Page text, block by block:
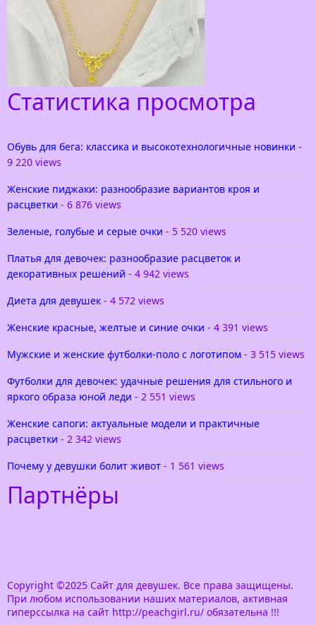
Позвольте представить вам исключительно
интересную коллекцию белье jolidon 2015. Вы
часто слышите про какой-то товар — Лучший
выбор для девушки! Однако
Золотая цепочка для девушки
это золотая цепочка. Объяснение простое, это
наиболее доступное
Статистика просмотра
Обувь для бега: классика и высокотехнологичные новинки -
9 220 views
Женские пиджаки: разнообразие вариантов кроя и
расцветки - 6 876 views
Зеленые, голубые и серые очки - 5 520 views
Платья для девочек: разнообразие расцветок и
декоративных решений - 4 942 views
Диета для девушек - 4 572 views
Женские красные, желтые и синие очки - 4 391 views
Мужские и женские футболки-поло с логотипом - 3 515 views
Футболки для девочек: удачные решения для стильного и
яркого образа юной леди - 2 551 views
Женские сапоги: актуальные модели и практичные
расцветки - 2 342 views
Почему у девушки болит живот - 1 561 views
Партнёры
Copyright ©2025 Сайт для девушек. Все права защищены.
При любом использовании наших материалов, активная
гиперссылка на сайт http://peachgirl.ru/ обязательна !!!